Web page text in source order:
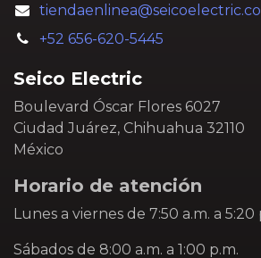
+52 656-620-5445
Seico Electric
Boulevard Óscar Flores 6027
Ciudad Juárez, Chihuahua 32110
México
Horario de atención
Lunes a viernes de 7:50 a.m. a 5:20
Sábados de 8:00 a.m. a 1:00 p.m.